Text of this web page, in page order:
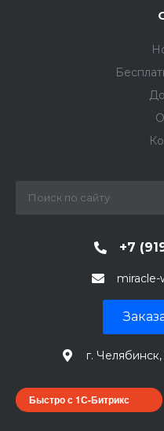
+7
miracle-
г.
Быстро с 1С-Битрикс